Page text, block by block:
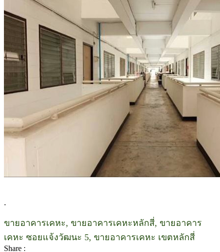
.
ขายอาคารเคหะ, ขายอาคารเคหะหลักสี่, ขายอาคาร
เคหะ ซอยแจ้งวัฒนะ 5, ขายอาคารเคหะ เขตหลักสี่
Share :